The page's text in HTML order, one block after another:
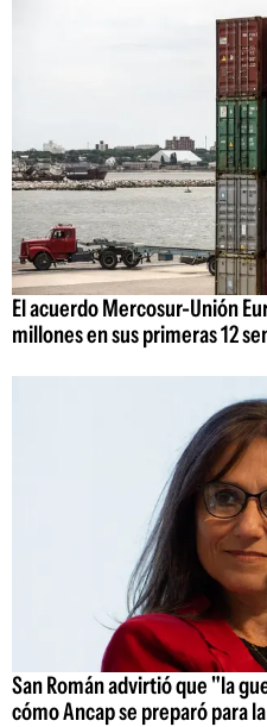
El acuerdo Mercosur-Unión
millones en sus primeras 12
San Román advirtió que "la
cómo Ancap se preparó para